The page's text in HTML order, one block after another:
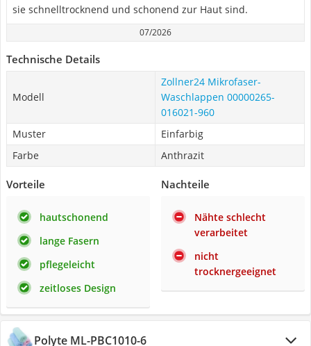
sie schnelltrocknend und schonend zur Haut sind.
07/2026
Technische Details
Modell
Zollner24 Mikrofaser-
Waschlappen ‎00000265-
016021-960
Muster
Einfarbig
Farbe
Anthrazit
Vorteile
hautschonend
lange Fasern
pflegeleicht
zeitloses Design
Nachteile
Nähte schlecht
verarbeitet
nicht
trocknergeeignet
Polyte ML-PBC1010-6